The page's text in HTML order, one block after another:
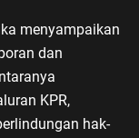
menyampaikan
dan
KPR,
hak-